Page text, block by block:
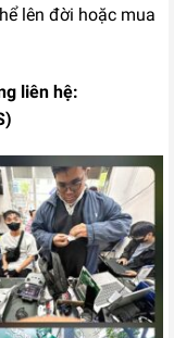
lên đời hoặc mua
liên hệ: